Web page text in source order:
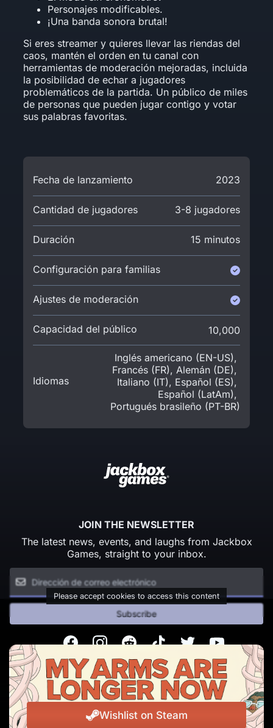
Personajes modificables.
¡Una banda sonora brutal!
Si eres streamer y quieres llevar las riendas del
caos, mantén el orden en tu canal con
herramientas de moderación mejoradas, incluida
la posibilidad de echar a jugadores
problemáticos de la partida. Un público de miles
de personas que pueden jugar contigo y votar
sus palabras favoritas.
Fecha de lanzamiento 2023
Cantidad de jugadores 3-8 jugadores
Duración 15 minutos
Configuración para familias
Ajustes de moderación
Capacidad del público 10,000
Idiomas
Inglés americano (EN-US),
Francés (FR), Alemán (DE),
Italiano (IT), Español (ES),
Español (LatAm),
Portugués brasileño (PT-BR)
Wishlist on Steam
JOIN THE NEWSLETTER
The latest news, events, and laughs from Jackbox
Games, straight to your inbox.
Please accept cookies to access this content
Subscribe
FacebookInstagramReddit TikTok Twitter Youtube
© Copyright 2026 Jackbox Games. All rights reserved.
Condiciones del servicio Política de privacidad
Change Cookie Preferences